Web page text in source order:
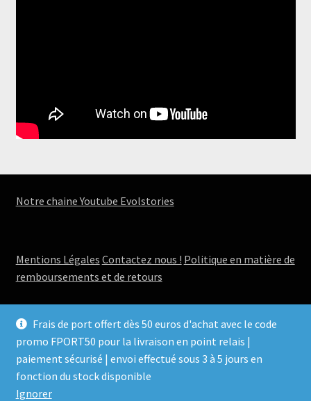
Frais de port offert dès 50 euros d'achat avec le code
promo FPORT50 pour la livraison en point relais |
paiement sécurisé | envoi effectué sous 3 à 5 jours en
fonction du stock disponible
Ignorer
Notre chaine Youtube Evolstories
Mentions Légales Contactez nous ! Politique en matière de
remboursements et de retours
© Boutique Evolstories - jeux, romans, aquarelles 2026
.